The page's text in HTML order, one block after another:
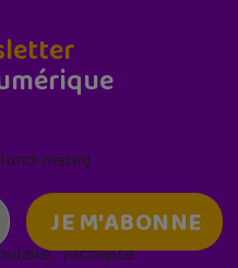
matin)
j’accepte